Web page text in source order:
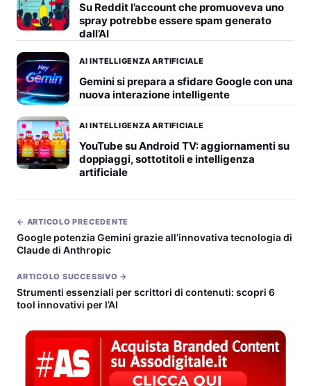
Su Reddit l’account che promuoveva uno
spray potrebbe essere spam generato
dall’AI
AI INTELLIGENZA ARTIFICIALE
Gemini si prepara a sfidare Google con una
nuova interazione intelligente
AI INTELLIGENZA ARTIFICIALE
YouTube su Android TV: aggiornamenti su
doppiaggi, sottotitoli e intelligenza
artificiale
← ARTICOLO PRECEDENTE
Google potenzia Gemini grazie all’innovativa tecnologia di
Claude di Anthropic
ARTICOLO SUCCESSIVO →
Strumenti essenziali per scrittori di contenuti: scopri 6
tool innovativi per l’AI